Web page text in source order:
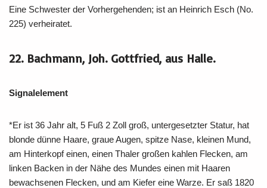
Eine Schwester der Vorhergehenden; ist an Heinrich Esch (No.
225) verheiratet.
22. Bachmann, Joh. Gottfried, aus Halle.
Signalelement
*Er ist 36 Jahr alt, 5 Fuß 2 Zoll groß, untergesetzter Statur, hat
blonde dünne Haare, graue Augen, spitze Nase, kleinen Mund,
am Hinterkopf einen, einen Thaler großen kahlen Flecken, am
linken Backen in der Nähe des Mundes einen mit Haaren
bewachsenen Flecken, und am Kiefer eine Warze. Er saß 1820